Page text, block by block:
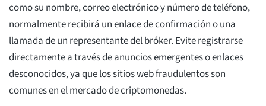
como su nombre, correo electrónico y número de teléfono,
normalmente recibirá un enlace de confirmación o una
llamada de un representante del bróker. Evite registrarse
directamente a través de anuncios emergentes o enlaces
desconocidos, ya que los sitios web fraudulentos son
comunes en el mercado de criptomonedas.